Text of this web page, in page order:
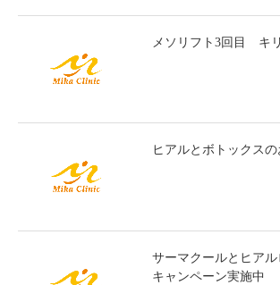
メソリフト3回目 キ
ヒアルとボトックスの
サーマクールとヒア
キャンペーン実施中